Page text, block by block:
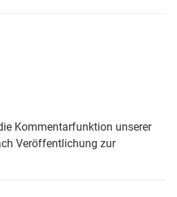
Kommentarfunktion unserer
Veröffentlichung zur